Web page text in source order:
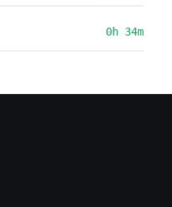
0h 34m